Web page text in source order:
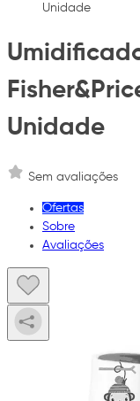
Unidade
Unidade
Sem avaliações
Ofertas
Sobre
Avaliações